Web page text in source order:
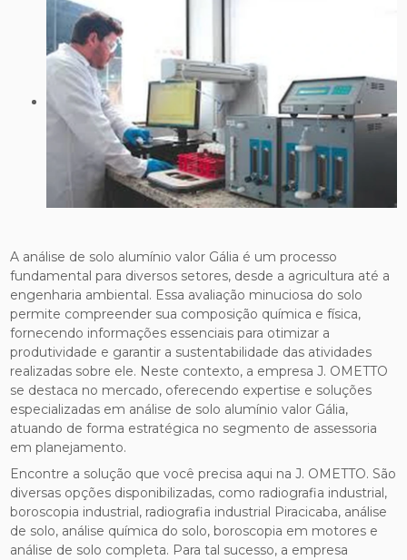
A análise de solo alumínio valor Gália é um processo
fundamental para diversos setores, desde a agricultura até a
engenharia ambiental. Essa avaliação minuciosa do solo
permite compreender sua composição química e física,
fornecendo informações essenciais para otimizar a
produtividade e garantir a sustentabilidade das atividades
realizadas sobre ele. Neste contexto, a empresa J. OMETTO
se destaca no mercado, oferecendo expertise e soluções
especializadas em análise de solo alumínio valor Gália,
atuando de forma estratégica no segmento de assessoria
em planejamento.
Encontre a solução que você precisa aqui na J. OMETTO. São
diversas opções disponibilizadas, como radiografia industrial,
boroscopia industrial, radiografia industrial Piracicaba, análise
de solo, análise química do solo, boroscopia em motores e
análise de solo completa. Para tal sucesso, a empresa